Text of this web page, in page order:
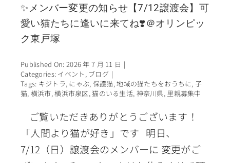
✨メンバー変更の知らせ【7/12譲渡会】可
愛い猫たちに逢いに来てね❣️＠オリンピッ
ク東戸塚
Published On: 2026 年 7 月 11 日 |
Categories: イベント , ブログ |
Tags: キジトラ, にゃぶ, 保護猫,地域の猫たちをおうちに,子
猫, 横浜市,横浜市泉区,猫のいる生活, 神奈川県, 里親募集中
ご覧いただきありがとうございます！
「人間より猫が好き」です 明日、
7/12（日）譲渡会のメンバーに 変更がご